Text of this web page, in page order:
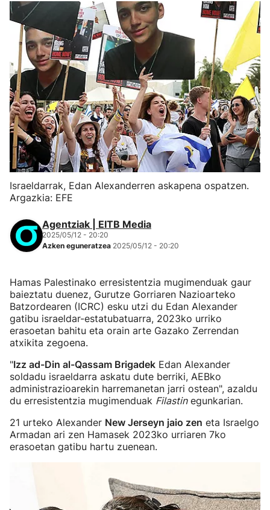
Israeldarrak, Edan Alexanderren askapena ospatzen.
Argazkia: EFE
Agentziak | EITB Media
2025/05/12 - 20:20
Azken eguneratzea 2025/05/12 - 20:20
Hamas Palestinako erresistentzia mugimenduak gaur
baieztatu duenez, Gurutze Gorriaren Nazioarteko
Batzordearen (ICRC) esku utzi du Edan Alexander
gatibu israeldar-estatubatuarra, 2023ko urriko
erasoetan bahitu eta orain arte Gazako Zerrendan
atxikita zegoena.
"Izz ad-Din al-Qassam Brigadek Edan Alexander
soldadu israeldarra askatu dute berriki, AEBko
administrazioarekin harremanetan jarri ostean", azaldu
du erresistentzia mugimenduak Filastinegunkarian.
21 urteko Alexander New Jerseyn jaio zen eta Israelgo
Armadan ari zen Hamasek 2023ko urriaren 7ko
erasoetan gatibu hartu zuenean.